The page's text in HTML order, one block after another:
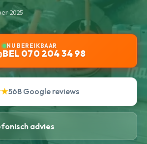
2025
NU BEREIKBAAR
BEL 070 204 34 98
568 Google reviews
advies